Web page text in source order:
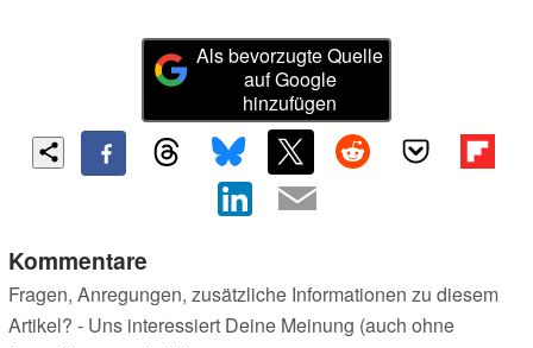
Als bevorzugte Quelle
auf Google
hinzufügen
Kommentare
Fragen, Anregungen, zusätzliche Informationen zu diesem
Artikel? - Uns interessiert Deine Meinung (auch ohne